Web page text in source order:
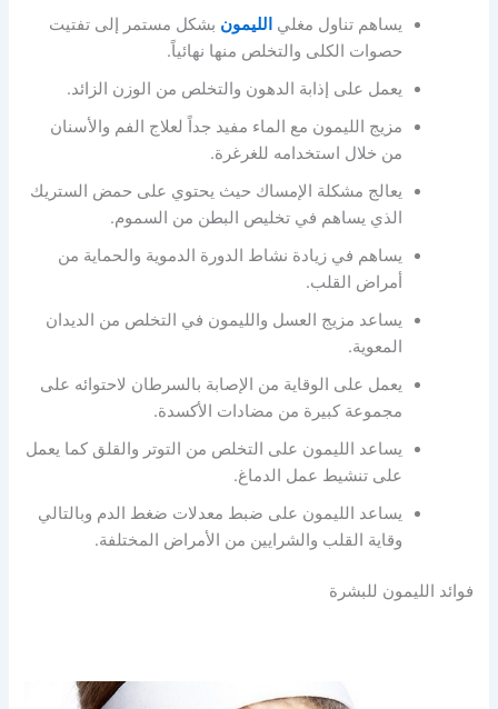
يساهم تناول مغلي الليمون بشكل مستمر إلى تفتيت
حصوات الكلى والتخلص منها نهائياً.
يعمل على إذابة الدهون والتخلص من الوزن الزائد.
مزيج الليمون مع الماء مفيد جداً لعلاج الفم والأسنان
من خلال استخدامه للغرغرة.
يعالج مشكلة الإمساك حيث يحتوي على حمض الستريك
الذي يساهم في تخليص البطن من السموم.
يساهم في زيادة نشاط الدورة الدموية والحماية من
أمراض القلب.
يساعد مزيج العسل والليمون في التخلص من الديدان
المعوية.
يعمل على الوقاية من الإصابة بالسرطان لاحتوائه على
مجموعة كبيرة من مضادات الأكسدة.
يساعد الليمون على التخلص من التوتر والقلق كما يعمل
على تنشيط عمل الدماغ.
يساعد الليمون على ضبط معدلات ضغط الدم وبالتالي
وقاية القلب والشرايين من الأمراض المختلفة.
فوائد الليمون للبشرة